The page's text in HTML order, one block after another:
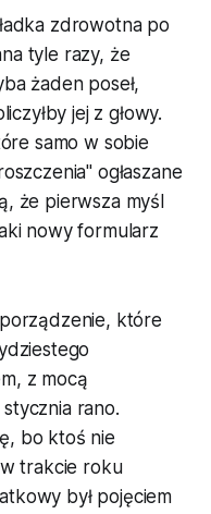
zdrowotna po
tyle razy, że
żaden poseł,
jej z głowy.
samo w sobie
ogłaszane
że pierwsza myśl
nowy formularz
które
z mocą
rano.
bo ktoś nie
w trakcie roku
był pojęciem